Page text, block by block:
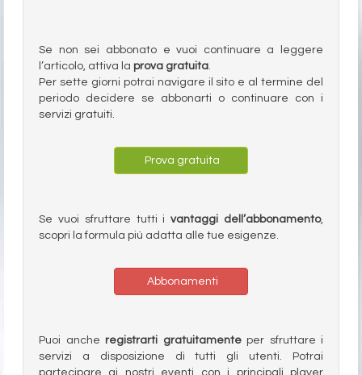
Se non sei abbonato e vuoi continuare a leggere
l’articolo, attiva la prova gratuita.
Per sette giorni potrai navigare il sito e al termine del
periodo decidere se abbonarti o continuare con i
servizi gratuiti.
Prova gratuita
Se vuoi sfruttare tutti ivantaggi dell’abbonamento,
scopri la formula più adatta alle tue esigenze.
Abbonamenti
Puoi anche registrarti gratuitamenteper sfruttare i
servizi a disposizione di tutti gli utenti. Potrai
partecipare ai nostri eventi con i principali player